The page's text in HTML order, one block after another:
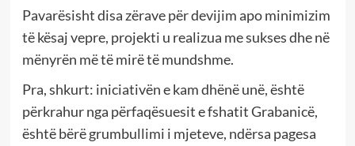
Pavarësisht disa zërave për devijim apo minimizim
të kësaj vepre, projekti u realizua me sukses dhe në
mënyrën më të mirë të mundshme.
Pra, shkurt: iniciativën e kam dhënë unë, është
përkrahur nga përfaqësuesit e fshatit Grabanicë,
është bërë grumbullimi i mjeteve, ndërsa pagesa